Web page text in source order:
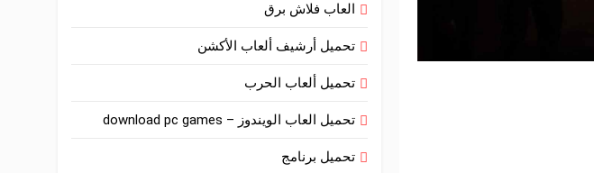
العاب فلاش برق
تحميل أرشيف ألعاب الأكشن
تحميل ألعاب الحرب
تحميل العاب الويندوز – download pc games
تحميل برنامج